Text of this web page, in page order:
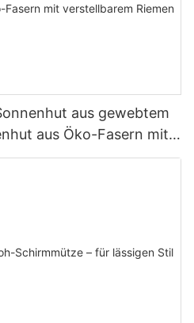
aus gewebtem
aus Öko-Fasern mit